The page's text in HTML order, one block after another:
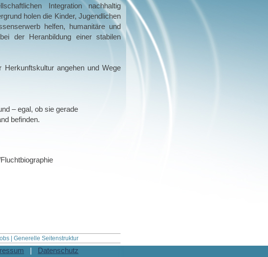
Integration nachhaltig
holen die Kinder, Jugendlichen
helfen, humanitäre und
der Heranbildung einer stabilen
angehen und Wege
– egal, ob sie gerade
befinden.
| Generelle Seitenstruktur
Datenschutz